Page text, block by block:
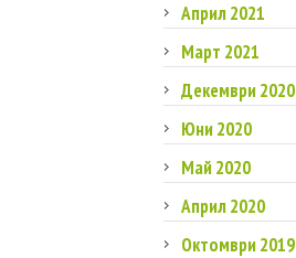
Април 2021
Март 2021
Декември 2020
Юни 2020
Май 2020
Април 2020
Октомври 2019